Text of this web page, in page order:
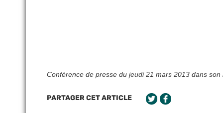
Conférence de presse du jeudi 21 mars 2013 dans son
PARTAGER CET ARTICLE